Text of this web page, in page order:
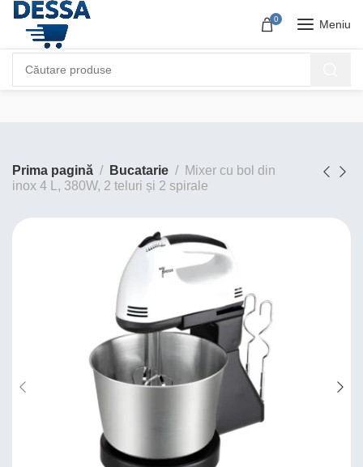
0 Meniu
Prima pagină Bucatarie
Mixer cu bol din
inox 4 L, 380W, 2 teluri și 2 spirale